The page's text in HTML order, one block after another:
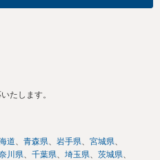
たします。
道 青森県 岩手県
宮城県
川県 千葉県 埼玉県
茨城県